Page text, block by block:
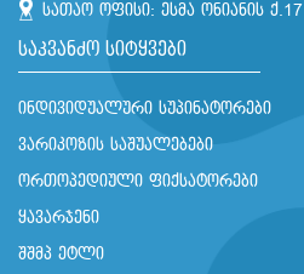
სათაო ოფისი: ესმა ონიანის ქ.17
საკვანძო სიტყვები
ინდივიდუალური სუპინატორები
ვარიკოზის საშუალებები
ორთოპედიული ფიქსატორები
ყავარჯენი
შშმპ ეტლი